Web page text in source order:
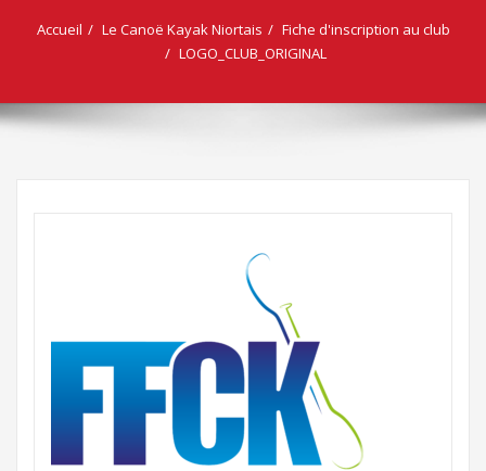
Accueil Le Canoë Kayak Niortais
Fiche d'inscription au club
LOGO_CLUB_ORIGINAL